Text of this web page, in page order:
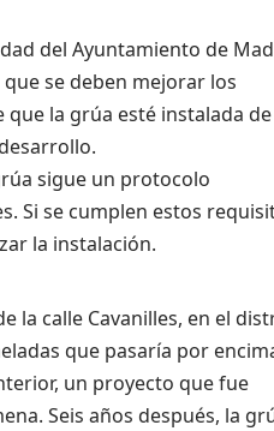
del Ayuntamiento de
se deben mejorar los
la grúa esté instalada de
sigue un protocolo
Si se cumplen estos
la instalación.
la calle Cavanilles, en el
que pasaría por
un proyecto que fue
Seis años después, la